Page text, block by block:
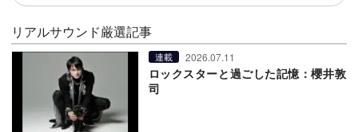
リアルサウンド厳選記事
連載 2026.07.11
ロックスターと過ごした記憶：櫻井敦
司